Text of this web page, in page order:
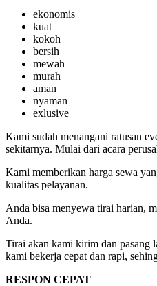
ekonomis
kuat
kokoh
bersih
mewah
murah
aman
nyaman
exlusive
Kami sudah menangani ratusan
sekitarnya. Mulai dari acara
Kami memberikan harga sewa
kualitas pelayanan.
Anda bisa menyewa tirai harian,
Anda.
Tirai akan kami kirim dan pasang
kami bekerja cepat dan rapi,
RESPON CEPAT